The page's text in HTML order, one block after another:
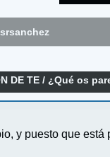
DE TE /¿Qué os
y puesto que